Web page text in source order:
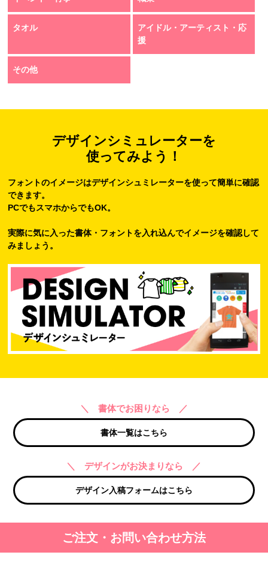
タオル
アイドル・アーティスト・応
援
その他
デザインシミュレーターを
使ってみよう！
フォントのイメージはデザインシュミレーターを使って簡単に確認
できます。
PCでもスマホからでもOK。
実際に気に入った書体・フォントを入れ込んでイメージを確認して
みましょう。
＼ 書体でお困りなら ／
書体一覧はこちら
＼ デザインがお決まりなら ／
デザイン入稿フォームはこちら
ご注文・お問い合わせ方法